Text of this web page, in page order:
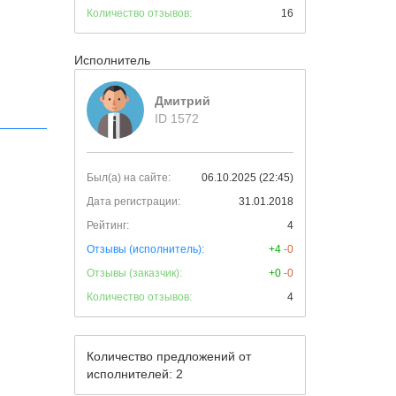
Количество отзывов: 16
Исполнитель
Дмитрий
ID 1572
Был(а) на сайте:
06.10.2025 (22:45)
Дата регистрации:
31.01.2018
Рейтинг:
4
Отзывы (исполнитель):
+4 -0
Отзывы (заказчик):
+0 -0
Количество отзывов:
4
Количество предложений от
исполнителей: 2